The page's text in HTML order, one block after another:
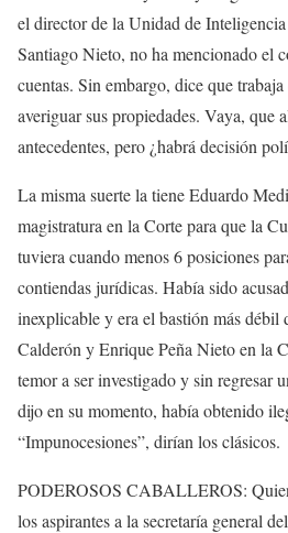
el director de la Unidad de
Santiago Nieto, no ha mencionado el
cuentas. Sin embargo, dice que
averiguar sus propiedades. Vaya, que
antecedentes, pero ¿habrá decisión
La misma suerte la tiene Eduardo
magistratura en la Corte para que la
tuviera cuando menos 6 posiciones
contiendas jurídicas. Había sido
inexplicable y era el bastión más débil
Calderón y Enrique Peña Nieto en la
temor a ser investigado y sin regresar
dijo en su momento, había obtenido
“Impunocesiones”, dirían los clásicos.
PODEROSOS CABALLEROS:
los aspirantes a la secretaría general